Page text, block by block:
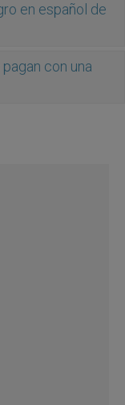
en español de
con una